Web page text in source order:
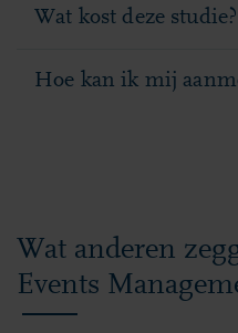
Wat kost deze studie?
Hoe kan ik mij
Wat anderen
Events